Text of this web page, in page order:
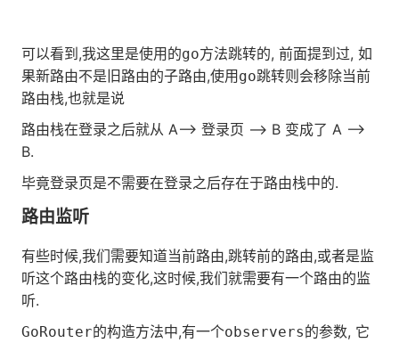
可以看到,我这里是使用的go方法跳转的, 前面提到过, 如
果新路由不是旧路由的子路由,使用go跳转则会移除当前
路由栈,也就是说
路由栈在登录之后就从 A–> 登录页 --> B 变成了 A -->
B.
毕竟登录页是不需要在登录之后存在于路由栈中的.
路由监听
有些时候,我们需要知道当前路由,跳转前的路由,或者是监
听这个路由栈的变化,这时候,我们就需要有一个路由的监
听.
GoRouter的构造方法中,有一个observers的参数, 它